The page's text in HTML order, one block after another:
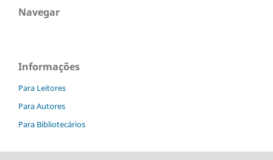
Navegar
Informações
Para Leitores
Para Autores
Para Bibliotecários